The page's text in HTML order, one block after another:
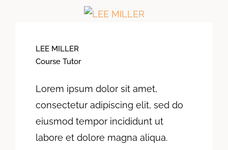
LEE MILLER
Course Tutor
Lorem ipsum dolor sit amet,
consectetur adipiscing elit, sed do
eiusmod tempor incididunt ut
labore et dolore magna aliqua.